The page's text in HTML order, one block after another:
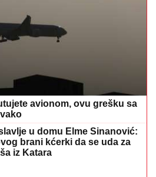
avionom, ovu grešku sa
u domu Elme Sinanović:
brani kćerki da se uda za
iz Katara